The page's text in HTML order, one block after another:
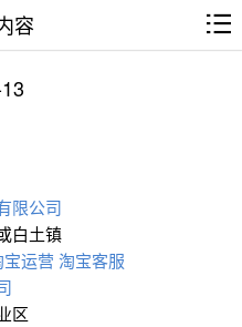
容
限公司
白土镇
宝运营 淘宝客服
区